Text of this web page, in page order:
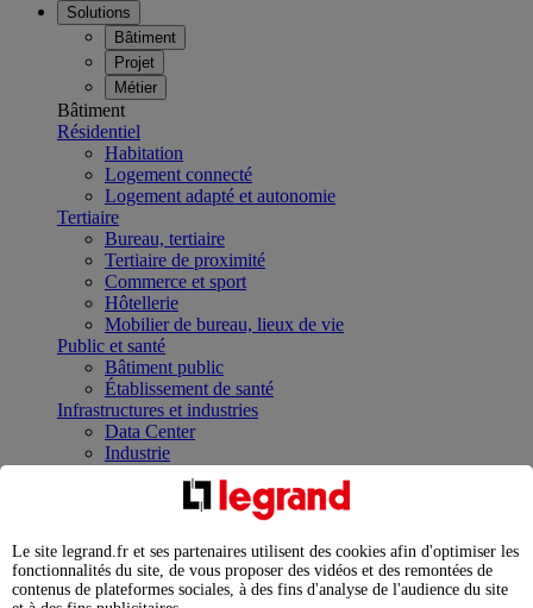
Solutions
Bâtiment
Projet
Métier
Bâtiment
Résidentiel
Habitation
Logement connecté
Logement adapté et autonomie
Tertiaire
Bureau, tertiaire
Tertiaire de proximité
Commerce et sport
Hôtellerie
Mobilier de bureau, lieux de vie
Public et santé
Bâtiment public
Établissement de santé
Infrastructures et industries
Data Center
Industrie
Infrastructures
Contrôler et planifier le fonctionnement des appareils
Répartir et optimiser son tableau électrique
Legrand Data Center Solutions : concentrer les
expertises au service de vos performances
Le site legrand.fr et ses partenaires utilisent des cookies afin d'optimiser les
fonctionnalités du site, de vous proposer des vidéos et des remontées de
contenus de plateformes sociales, à des fins d'analyse de l'audience du site